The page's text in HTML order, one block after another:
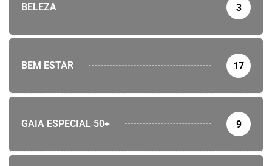
BELEZA 3
BEM ESTAR 17
GAIA ESPECIAL 50+ 9